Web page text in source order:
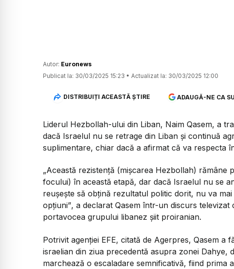
Autor: Euronews
Publicat la: 30/03/2025 15:23 • Actualizat la: 30/03/2025 12:00
DISTRIBUIȚI ACEASTĂ ȘTIRE ADAUGĂ-NE CA
Liderul Hezbollah-ului din Liban, Naim Qasem, a
dacă Israelul nu se retrage din Liban și continuă
suplimentare, chiar dacă a afirmat că va respecta
„Această rezistență (mișcarea Hezbollah)
focului) în această etapă, dar dacă Israelul nu se
reușește să obțină rezultatul politic dorit, nu va
opțiuni”, a declarat Qasem într-un discurs
portavocea grupului libanez șiit proiranian.
Potrivit agenției EFE, citată de Agerpres, Qasem a
israelian din ziua precedentă asupra zonei Dahye,
marchează o escaladare semnificativă, fiind prima